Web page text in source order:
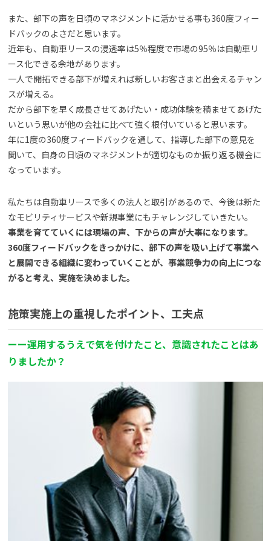
また、部下の声を日頃のマネジメントに活かせる事も360度フィー
ドバックのよさだと思います。
近年も、自動車リースの浸透率は5％程度で市場の95％は自動車リ
ース化できる余地があります。
一人で開拓できる部下が増えれば新しいお客さまと出会えるチャン
スが増える。
だから部下を早く成長させてあげたい・成功体験を積ませてあげた
いという思いが他の会社に比べて強く根付いていると思います。
年に1度の360度フィードバックを通して、指導した部下の意見を
聞いて、自身の日頃のマネジメントが適切なものか振り返る機会に
なっています。
私たちは自動車リースで多くの法人と取引があるので、今後は新た
なモビリティサービスや新規事業にもチャレンジしていきたい。
事業を育てていくには現場の声、下からの声が大事になります。
360度フィードバックをきっかけに、部下の声を吸い上げて事業へ
と展開できる組織に変わっていくことが、事業競争力の向上につな
がると考え、実施を決めました。
施策実施上の重視したポイント、工夫点
ーー運用するうえで気を付けたこと、意識されたことはあ
りましたか？